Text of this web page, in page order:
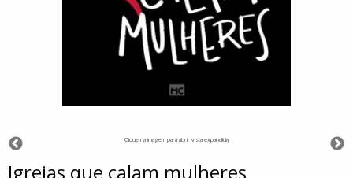
Clique na imagem para abrir vista expandida
Igrejas que calam mulheres